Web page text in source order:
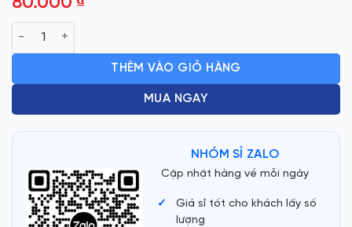
SẤY TÓC ION PHILIP GẤP GỌN số lượng
THÊM VÀO GIỎ HÀNG
MUA NGAY
NHÓM SỈ ZALO
Cập nhật hàng về mỗi ngày
Giá sỉ tốt cho khách lấy số
lượng